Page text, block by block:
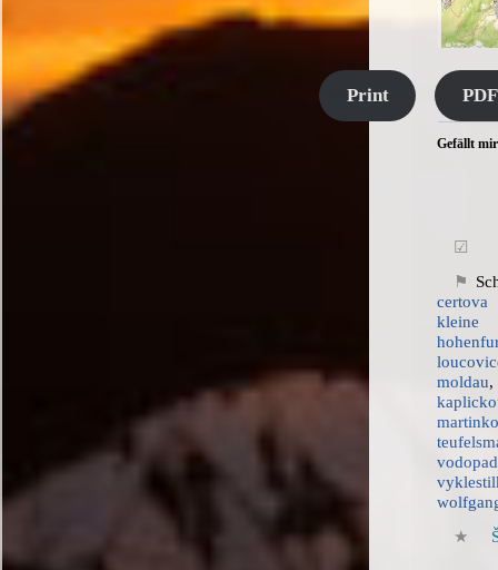
Print PDF
Gefällt
kleine
moldau